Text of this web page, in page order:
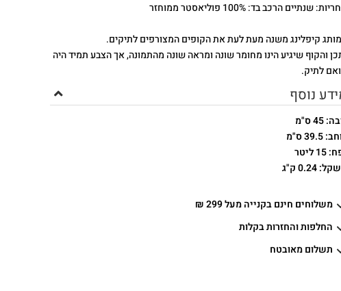
שנתיים הרכב בד: 100% פוליאסטר ממוחזר
קיפלינג משנה מעת לעת את הקופים המצורפים לתיקים.
והקוף שיגיע הינו מחומר שונה ומראה שונה מהתמונה, אך הצבע תמיד היה
לתיק.
נוסף
45 ס"מ
39.5 ס"מ
ליטר
0.24 ק"ג
משלוחים חינם בקנייה מעל 299 ₪
החלפות והחזרות בקלות
תשלום מאובטח